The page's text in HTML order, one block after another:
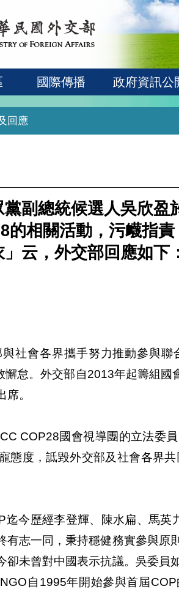
國際傳播 政府資訊公
回應
副總統候選人吳欣盈
的相關活動，污衊指
云，外交部回應如下
社會各界攜手努力推動參與
懈怠。外交部自2013年起籌組
。
COP28國會視導團的立法委
態度，詆毀外交部及社會各界
迄今歷經李登輝、陳水扁、馬英
有志一同，秉持穩健務實參與原
卻未曾對中國表示抗議。吳委員
自1995年開始參與首屆